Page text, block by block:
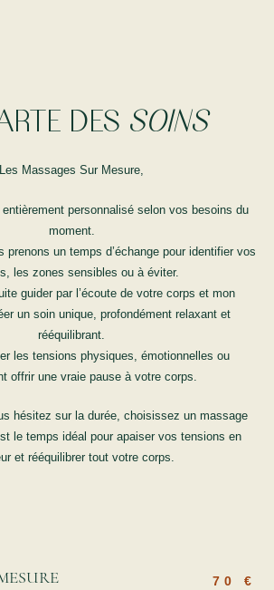
DES SOINS
Les Massages Sur Mesure,
personnalisé selon vos besoins du
moment.
prenons un temps d’échange pour identifier vos
les zones sensibles ou à éviter.
guider par l’écoute de votre corps et mon
un soin unique, profondément relaxant et
rééquilibrant.
les tensions physiques, émotionnelles ou
offrir une vraie pause à votre corps.
hésitez sur la durée, choisissez un massage
le temps idéal pour apaiser vos tensions en
et rééquilibrer tout votre corps.
70 €